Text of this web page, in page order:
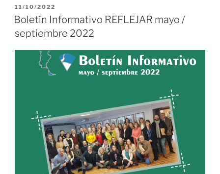
PUBLICADO
EL
11/10/2022
Boletín Informativo REFLEJAR mayo /
septiembre 2022